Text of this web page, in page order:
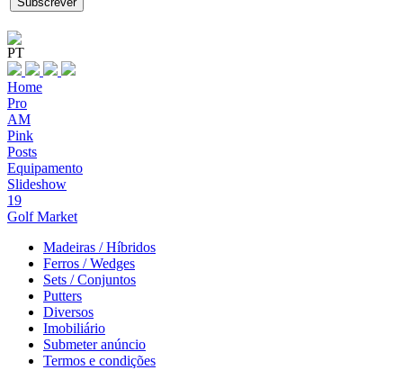
PT
Home
Pro
AM
Pink
Posts
Equipamento
Slideshow
19
Golf Market
Madeiras / Híbridos
Ferros / Wedges
Sets / Conjuntos
Putters
Diversos
Imobiliário
Submeter anúncio
Termos e condições